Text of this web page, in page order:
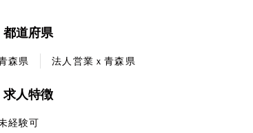
都道府県
森県 法人営業ｘ青森県
求人特徴
経験可